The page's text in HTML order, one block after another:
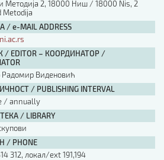
Методија 2, 18000 Ниш / 18000 Nis, 2
Metodija
/ e-MAIL ADDRESS
/ EDITOR – КООРДИНАТОР /
Радомир Виденовић
/ PUBLISHING INTERVAL
/ annually
/ LIBRARY
/ PHONE
312, локал/ext 191,194